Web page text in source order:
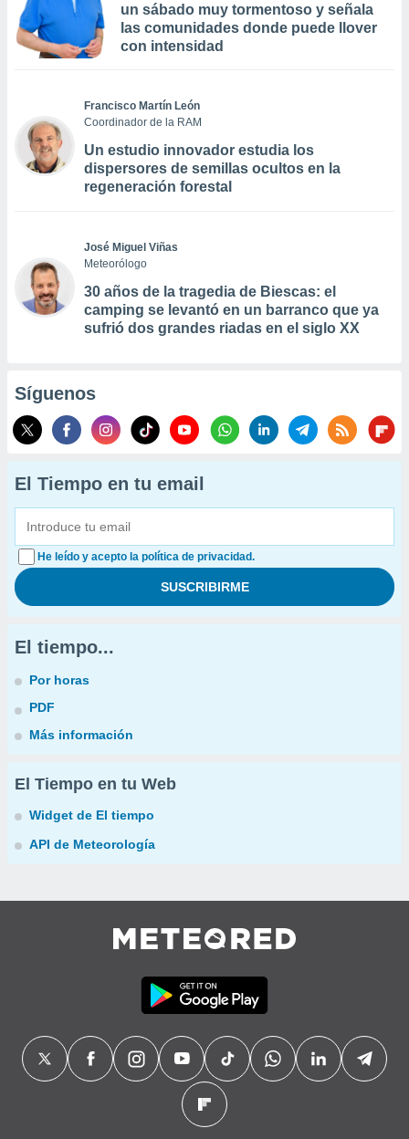
un sábado muy tormentoso y señala
las comunidades donde puede llover
con intensidad
Francisco Martín León
Coordinador de la RAM
Un estudio innovador estudia los
dispersores de semillas ocultos en la
regeneración forestal
José Miguel Viñas
Meteorólogo
30 años de la tragedia de Biescas: el
camping se levantó en un barranco que ya
sufrió dos grandes riadas en el siglo XX
Síguenos
El Tiempo en tu email
He leído y acepto la política de privacidad.
El tiempo...
Por horas
PDF
Más información
El Tiempo en tu Web
Widget de El tiempo
API de Meteorología